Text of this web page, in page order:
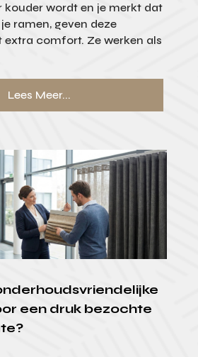
kouder wordt en je merkt dat
ramen, geven deze
extra comfort. Ze werken als
Lees Meer...
een druk bezochte